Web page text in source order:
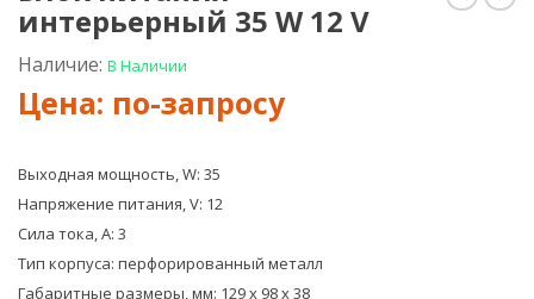
интерьерный 35 W 12 V
Наличие: В Наличии
Выходная мощность, W: 35
Напряжение питания, V: 12
Сила тока, А: 3
Тип корпуса: перфорированный металл
Габаритные размеры, мм: 129 х 98 х 38